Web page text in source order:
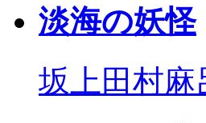
淡海の妖怪
坂上田村麻